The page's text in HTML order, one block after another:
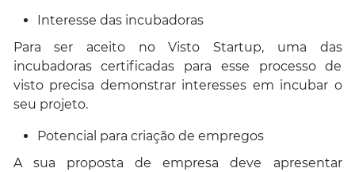
Interesse das incubadoras
Para ser aceito no Visto Startup, uma das
incubadoras certificadas para esse processo de
visto precisa demonstrar interesses em incubar o
seu projeto.
Potencial para criação de empregos
A sua proposta de empresa deve apresentar